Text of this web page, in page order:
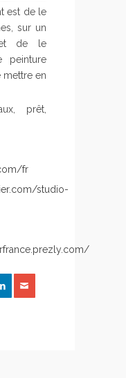
est de le
sur un
de le
peinture
mettre en
prêt,
fr
studio-